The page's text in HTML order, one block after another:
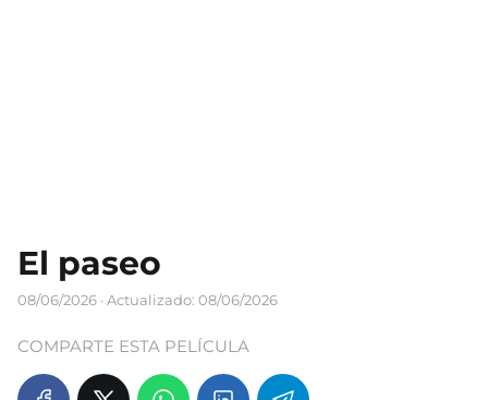
El paseo
08/06/2026 · Actualizado: 08/06/2026
COMPARTE ESTA PELÍCULA